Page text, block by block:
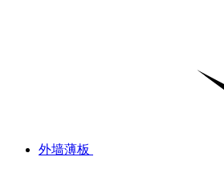
外墙薄板